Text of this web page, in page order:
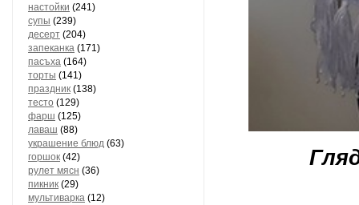
настойки (241)
супы (239)
десерт (204)
запеканка (171)
пасъха (164)
торты (141)
праздник (138)
тесто (129)
фарш (125)
лаваш (88)
украшение блюд (63)
горшок (42)
рулет мясн (36)
пикник (29)
мультиварка (12)